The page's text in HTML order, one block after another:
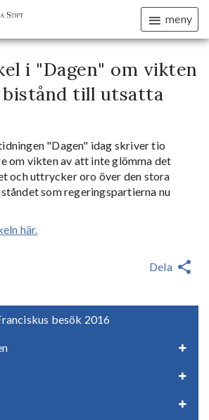
meny
besök 2016
i "Dagen" om vikten
till utsatta
"Dagen" idag skriver tio
om vikten av att inte glömma det
och uttrycker oro över den stora
som regeringspartierna nu
här.
Dela